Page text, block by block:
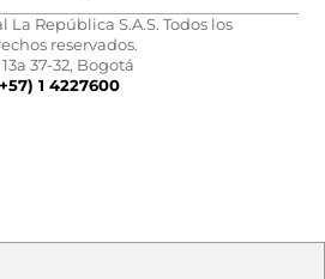
República S.A.S. Todos los
reservados.
13a 37-32, Bogotá
1 4227600